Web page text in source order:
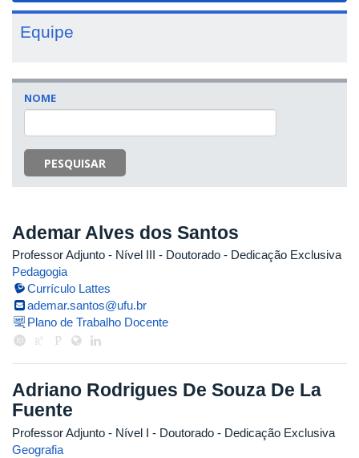
Equipe
NOME
PESQUISAR
Ademar Alves dos Santos
Professor Adjunto - Nível III - Doutorado - Dedicação Exclusiva
Pedagogia
Currículo Lattes
ademar.santos@ufu.br
Plano de Trabalho Docente
Adriano Rodrigues De Souza De La
Fuente
Professor Adjunto - Nível I - Doutorado - Dedicação Exclusiva
Geografia